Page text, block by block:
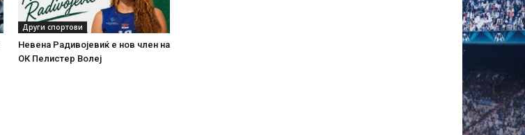
Други спортови
Невена Радивојевиќ е нов член на
ОК Пелистер Волеј